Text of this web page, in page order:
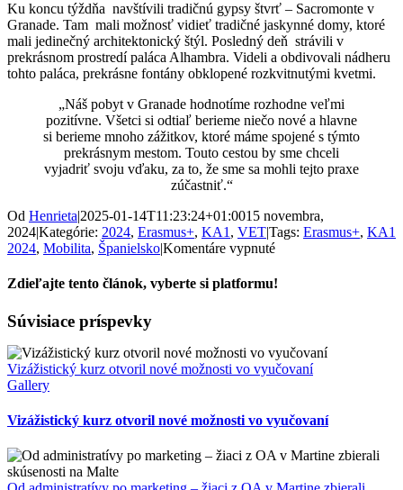
Ku koncu týždňa navštívili tradičnú gypsy štvrť – Sacromonte v
Granade. Tam mali možnosť vidieť tradičné jaskynné domy, ktoré
mali jedinečný architektonický štýl. Posledný deň strávili v
prekrásnom prostredí paláca Alhambra. Videli a obdivovali nádheru
tohto paláca, prekrásne fontány obklopené rozkvitnutými kvetmi.
„Náš pobyt v Granade hodnotíme rozhodne veľmi
pozitívne. Všetci si odtiaľ berieme niečo nové a hlavne
si berieme mnoho zážitkov, ktoré máme spojené s týmto
prekrásnym mestom. Touto cestou by sme chceli
vyjadriť svoju vďaku, za to, že sme sa mohli tejto praxe
zúčastniť.“
Od Henrieta|2025-01-14T11:23:24+01:0015 novembra,
2024|Kategórie: 2024, Erasmus+, KA1 , VET|Tags: Erasmus+, KA1
2024, Mobilita, Španielsko|Komentáre vypnuténa
SOŠ
odbornej
praxi
Zdieľajte tento článok, vyberte si platformu!
Facebook
X
Súvisiace príspevky
Vizážistický kurz otvoril nové možnosti vo vyučovaní
Gallery
Vizážistický kurz otvoril nové možnosti vo vyučovaní